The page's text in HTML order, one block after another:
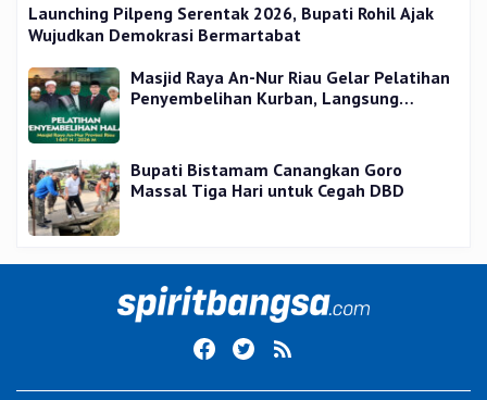
Launching Pilpeng Serentak 2026, Bupati Rohil Ajak
Wujudkan Demokrasi Bermartabat
Masjid Raya An-Nur Riau Gelar Pelatihan
Penyembelihan Kurban, Langsung
Bupati Bistamam Canangkan Goro
Massal Tiga Hari untuk Cegah DBD